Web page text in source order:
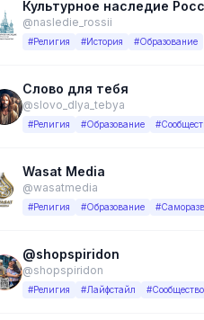
Культурное наследие
@nasledie_rossii
#Религия #История #Образование
Слово для тебя
@slovo_dlya_tebya
#Религия #Образование
Wasat Media
@wasatmedia
#Религия #Образование
@shopspiridon
@shopspiridon
#Религия #Лайфстайл #Сообщество